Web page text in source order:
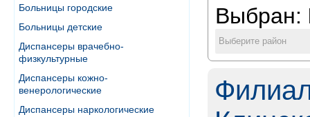
Больницы городские
Больницы детские
Диспансеры врачебно-
физкультурные
Диспансеры кожно-
венерологические
Диспансеры наркологические
Выбран:
Выберите район